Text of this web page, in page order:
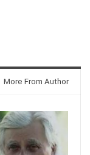
More From Author